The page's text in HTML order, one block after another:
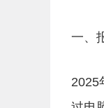
一、
2025